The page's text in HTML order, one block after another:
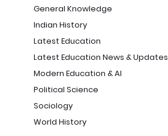
General Knowledge
Indian History
Latest Education
Latest Education News & Updates
Modern Education & AI
Political Science
Sociology
World History